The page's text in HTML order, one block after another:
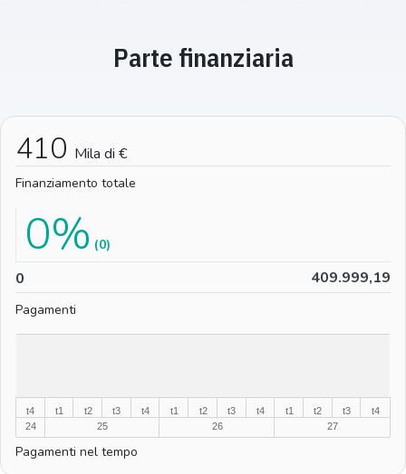
Parte finanziaria
410 Mila di €
Finanziamento totale
0 409.999,19
0% (0)
Pagamenti
t4
24
t1
25
t2 t3 t4
t1
26
t2 t3 t4
t1
27
t2 t3 t4
Pagamenti nel tempo